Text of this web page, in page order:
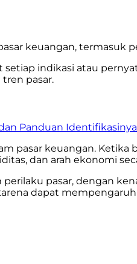
keuangan, termasuk
indikasi atau
pasar.
Panduan Identifikasinya
pasar keuangan.
dan arah ekonomi
pasar, dengan
dapat